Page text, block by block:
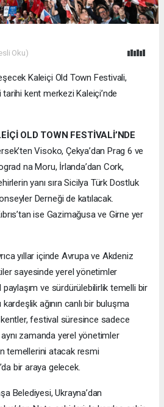
Oku)
Kaleiçi Old Town Festivali,
kent merkezi Kaleiçi’nde
OLD TOWN FESTİVALİ’NDE
Visoko, Çekya’dan Prag 6 ve
na Moru, İrlanda’dan Cork,
yanı sıra Sicilya Türk Dostluk
Derneği de katılacak.
ise Gazimağusa ve Girne yer
yıllar içinde Avrupa ve Akdeniz
sayesinde yerel yönetimler
ve sürdürülebilirlik temelli bir
ağının canlı bir buluşma
kentler, festival süresince sadece
zamanda yerel yönetimler
temellerini atacak resmi
bir araya gelecek.
Belediyesi, Ukrayna’dan